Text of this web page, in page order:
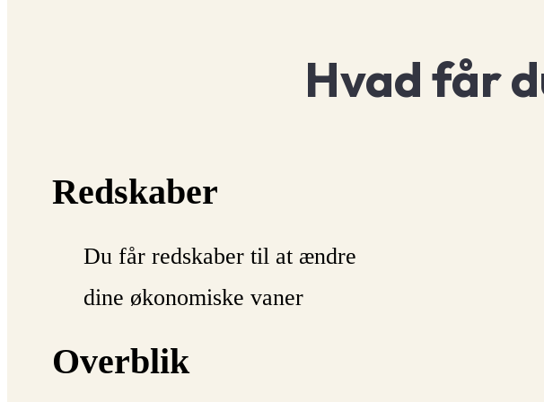
Hvad får
Redskaber
Du får redskaber til at ændre
dine økonomiske vaner
Overblik